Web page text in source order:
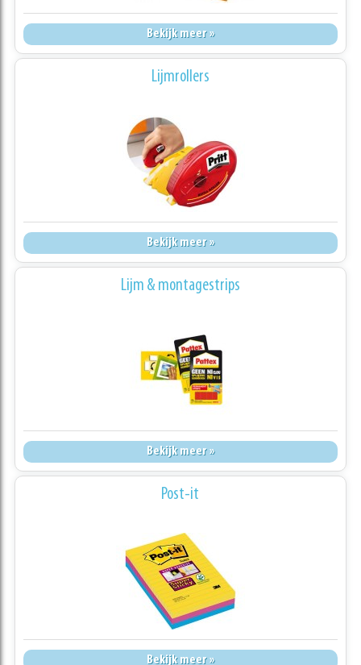
Bekijk meer »
Lijmrollers
Bekijk meer »
Lijm & montagestrips
Bekijk meer »
Post-it
Bekijk meer »